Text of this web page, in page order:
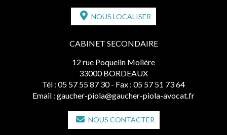
NOUS LOCALISER
CABINET SECONDAIRE
12 rue Poquelin Molière
33000 BORDEAUX
Tél : 05 57 55 87 30 - Fax : 05 57 51 73 64
Email : gaucher-piola@gaucher-piola-avocat.fr
NOUS CONTACTER